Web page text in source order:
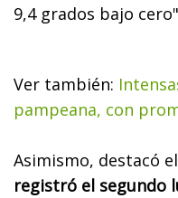
9,4 grados bajo cer
Ver también:
pampeana, con
Asimismo, destacó
registró el segundo